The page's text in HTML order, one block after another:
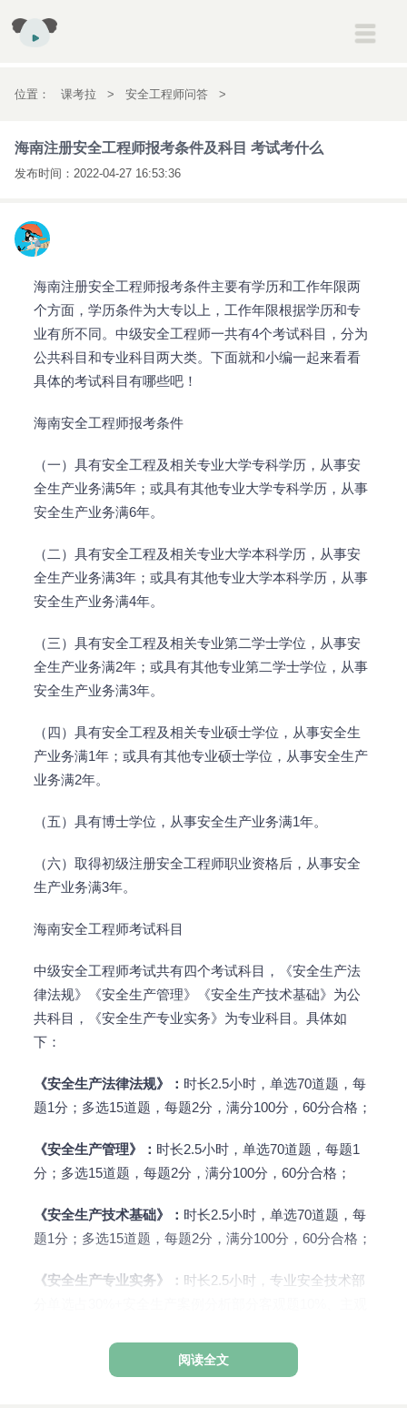
考研 考研
英语
位置： 课考拉 > 安全工程师问答 >
考什么
海南注册安全工程师报考条件及科目 考试考什么
发布时间： 2022-04-27 16:53:36
海南注册安全工程师报考条件主要有学历和工作年限两
个方面，学历条件为大专以上，工作年限根据学历和专
业有所不同。中级安全工程师一共有4个考试科目，分为
公共科目和专业科目两大类。下面就和小编一起来看看
具体的考试科目有哪些吧！
海南安全工程师报考条件
（一）具有安全工程及相关专业大学专科学历，从事安
全生产业务满5年；或具有其他专业大学专科学历，从事
安全生产业务满6年。
（二）具有安全工程及相关专业大学本科学历，从事安
全生产业务满3年；或具有其他专业大学本科学历，从事
安全生产业务满4年。
（三）具有安全工程及相关专业第二学士学位，从事安
全生产业务满2年；或具有其他专业第二学士学位，从事
安全生产业务满3年。
（四）具有安全工程及相关专业硕士学位，从事安全生
产业务满1年；或具有其他专业硕士学位，从事安全生产
业务满2年。
（五）具有博士学位，从事安全生产业务满1年。
（六）取得初级注册安全工程师职业资格后，从事安全
生产业务满3年。
海南安全工程师考试科目
中级安全工程师考试共有四个考试科目，《安全生产法
律法规》《安全生产管理》《安全生产技术基础》为公
共科目，《安全生产专业实务》为专业科目。具体如
下：
《安全生产法律法规》 ： 时长2.5小时，单选70道题，每
题1分；多选15道题，每题2分，满分100分，60分合格；
《安全生产管理》 ： 时长2.5小时，单选70道题，每题1
分；多选15道题，每题2分，满分100分，60分合格；
《安全生产技术基础》 ： 时长2.5小时，单选70道题，每
题1分；多选15道题，每题2分，满分100分，60分合格；
《安全生产专业实务》 ： 时长2.5小时，专业安全技术部
阅读全文